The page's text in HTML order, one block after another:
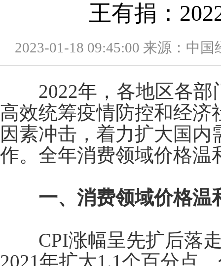
王有捐：
2023-01-18 09:45:00 来源：中国
2022年，各地区各部
高效统筹疫情防控和经济
因素冲击，着力扩大国
作。全年消费领域价格温
一、消费领域价格温
CPI涨幅呈先扩后落
2021年扩大1.1个百分点